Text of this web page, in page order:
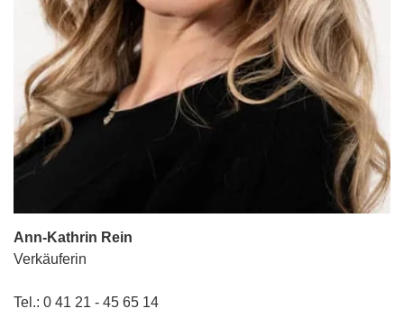
Ann-Kathrin Rein
Verkäuferin
Tel.: 0 41 21 - 45 65 14